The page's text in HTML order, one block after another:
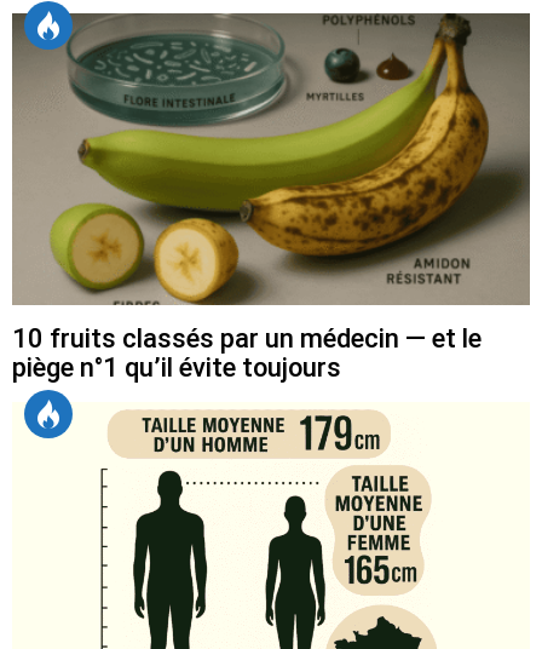
10 fruits classés par un médecin — et le
piège n°1 qu’il évite toujours